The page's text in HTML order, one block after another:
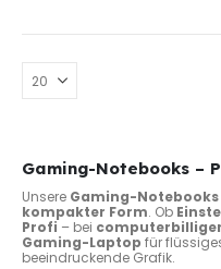
Gaming-Notebooks –
Unsere Gaming-Notebooks
kompakter Form. Ob
Profi – bei
Gaming-Laptop für
beeindruckende Grafik.